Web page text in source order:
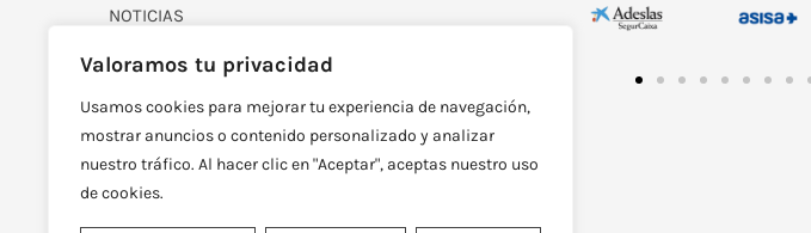
Valoramos tu privacidad
Usamos cookies para mejorar tu experiencia de navegación,
mostrar anuncios o contenido personalizado y analizar
nuestro tráfico. Al hacer clic en "Aceptar", aceptas nuestro uso
de cookies.
NOTICIAS